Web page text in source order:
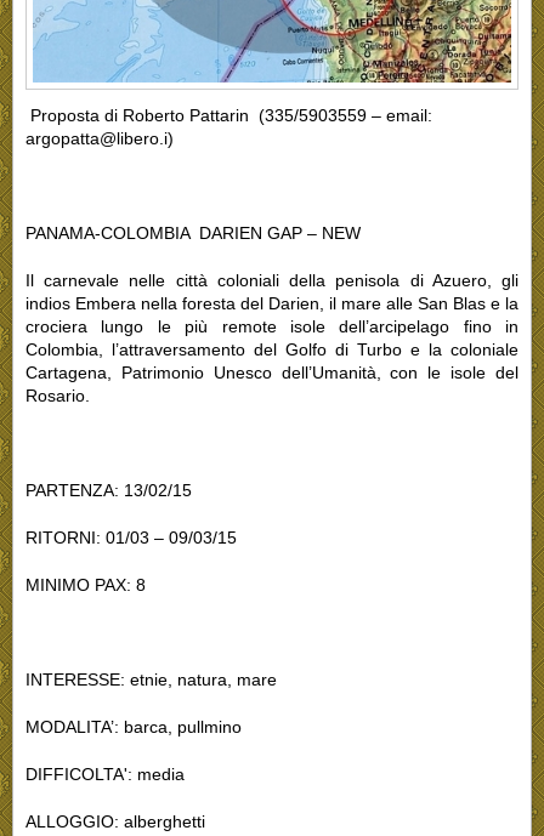
Proposta di Roberto Pattarin (335/5903559 – email:
argopatta@libero.i)
PANAMA-COLOMBIA DARIEN GAP – NEW
Il carnevale nelle città coloniali della penisola di Azuero, gli
indios Embera nella foresta del Darien, il mare alle San Blas e la
crociera lungo le più remote isole dell’arcipelago fino in
Colombia, l’attraversamento del Golfo di Turbo e la coloniale
Cartagena, Patrimonio Unesco dell’Umanità, con le isole del
Rosario.
PARTENZA: 13/02/15
RITORNI: 01/03 – 09/03/15
MINIMO PAX: 8
INTERESSE: etnie, natura, mare
MODALITA’: barca, pullmino
DIFFICOLTA': media
ALLOGGIO: alberghetti